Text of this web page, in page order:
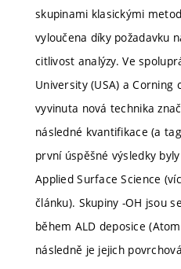
skupinami klasickými
vyloučena díky požadavku
citlivost analýzy. Ve
University (USA) a Corning
vyvinuta nová technika
následné kvantifikace (a
první úspěšné výsledky
Applied Surface Science
článku). Skupiny -OH jsou
během ALD deposice
následně je jejich